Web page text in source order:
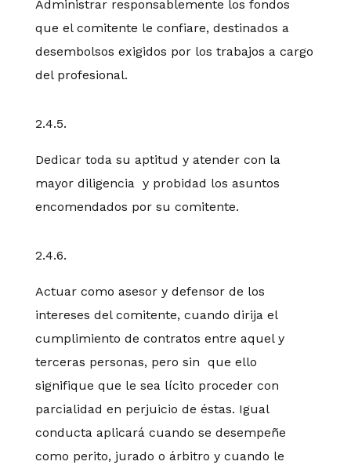
Administrar responsablemente los fondos
que el comitente le confiare, destinados a
desembolsos exigidos por los trabajos a cargo
del profesional.
2.4.5.
Dedicar toda su aptitud y atender con la
mayor diligencia y probidad los asuntos
encomendados por su comitente.
2.4.6.
Actuar como asesor y defensor de los
intereses del comitente, cuando dirija el
cumplimiento de contratos entre aquel y
terceras personas, pero sin que ello
signifique que le sea lícito proceder con
parcialidad en perjuicio de éstas. Igual
conducta aplicará cuando se desempeñe
como perito, jurado o árbitro y cuando le